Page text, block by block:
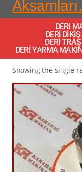
DERI
DERİ
DERİ
DERİ YARMA
Showing the single